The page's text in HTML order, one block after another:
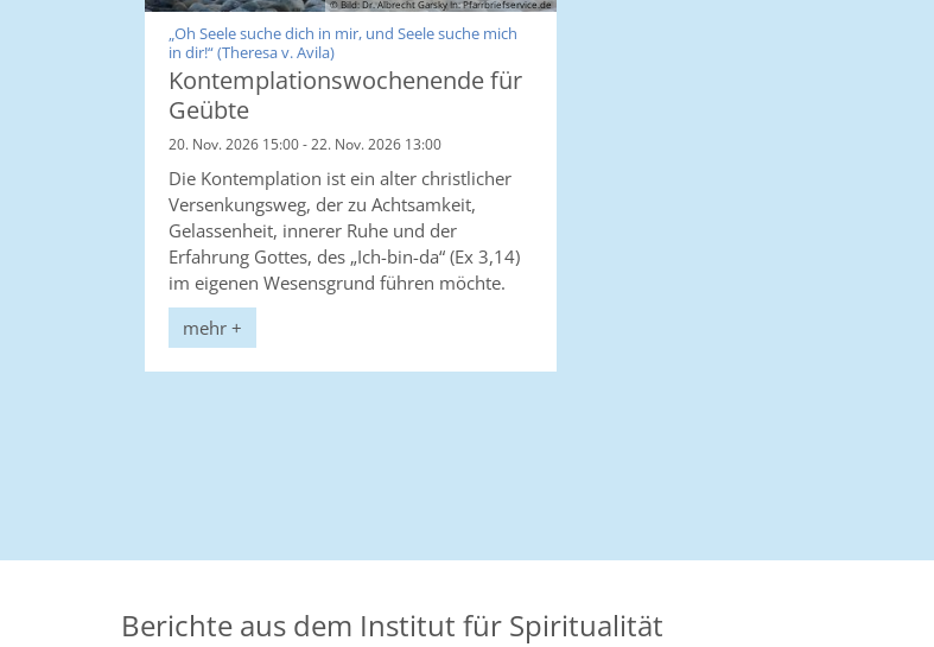
© Bild: Dr. Albrecht Garsky In: Pfarrbriefservice.de
„Oh Seele suche dich in mir, und Seele suche mich
in dir!“ (Theresa v. Avila):
Kontemplationswochenende für
Geübte
20. Nov. 2026 15:00 - 22. Nov. 2026 13:00
Die Kontemplation ist ein alter christlicher
Versenkungsweg, der zu Achtsamkeit,
Gelassenheit, innerer Ruhe und der
Erfahrung Gottes, des „Ich-bin-da“ (Ex 3,14)
im eigenen Wesensgrund führen möchte.
mehr +
Berichte aus dem Institut für Spiritualität